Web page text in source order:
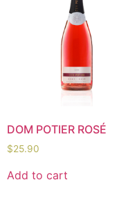
DOM POTIER ROSÉ
$25.90
Add to cart